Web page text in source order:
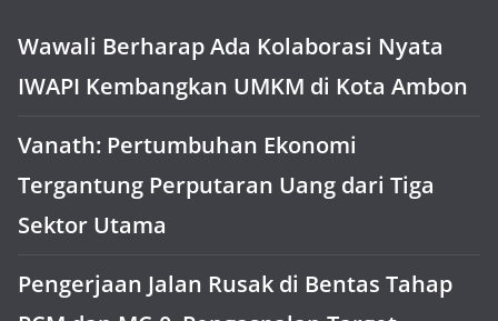
Wawali Berharap Ada Kolaborasi Nyata
IWAPI Kembangkan UMKM di Kota Ambon
Vanath: Pertumbuhan Ekonomi
Tergantung Perputaran Uang dari Tiga
Sektor Utama
Pengerjaan Jalan Rusak di Bentas Tahap